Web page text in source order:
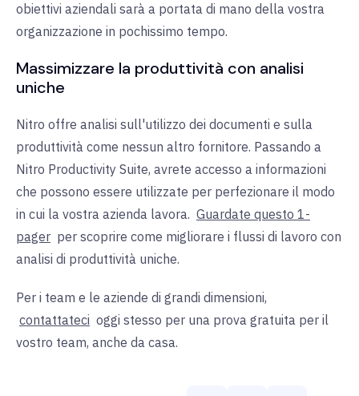
obiettivi aziendali sarà a portata di mano della vostra
organizzazione in pochissimo tempo.
Massimizzare la produttività con analisi
uniche
Nitro offre analisi sull'utilizzo dei documenti e sulla
produttività come nessun altro fornitore. Passando a
Nitro Productivity Suite, avrete accesso a informazioni
che possono essere utilizzate per perfezionare il modo
in cui la vostra azienda lavora. Guardate questo 1-
pager per scoprire come migliorare i flussi di lavoro con
analisi di produttività uniche.
Per i team e le aziende di grandi dimensioni,
contattateci oggi stesso per una prova gratuita per il
vostro team, anche da casa.